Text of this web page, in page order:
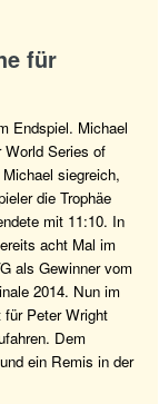
für
Endspiel. Michael
World Series of
siegreich,
die Trophäe
mit 11:10. In
acht Mal im
als Gewinner vom
2014. Nun im
für Peter Wright
Dem
ein Remis in der